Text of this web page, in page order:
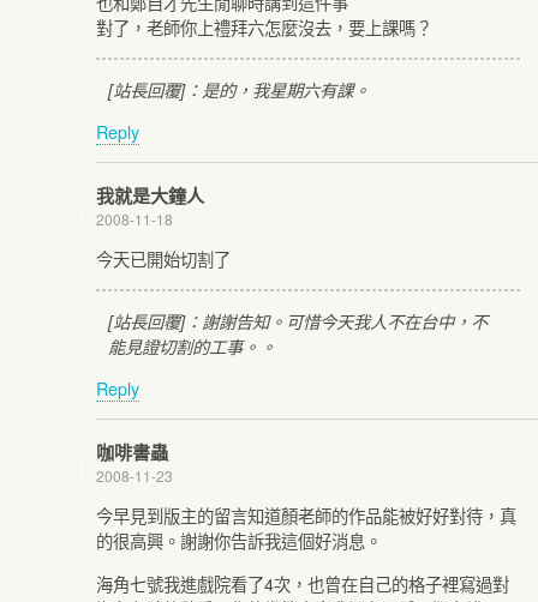
對了，老師你上禮拜六怎麼沒去，要上課嗎？
[站長回覆]：是的，我星期六有課。
Reply
我就是大鐘人
2008-11-18
今天已開始切割了
[站長回覆]：謝謝告知。可惜今天我人不在台中，不
能見證切割的工事。。
Reply
咖啡書蟲
2008-11-23
今早見到版主的留言知道顏老師的作品能被好好對待，真
的很高興。謝謝你告訴我這個好消息。
海角七號我進戲院看了4次，也曾在自己的格子裡寫過對